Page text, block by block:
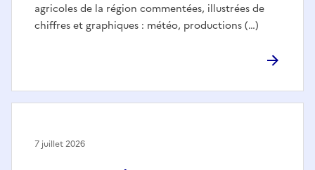
agricoles de la région commentées, illustrées de
chiffres et graphiques : météo, productions (…)
7 juillet 2026